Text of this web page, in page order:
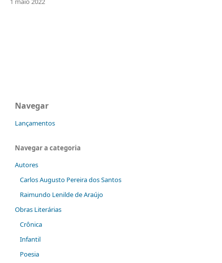
Navegar
Lançamentos
Navegar a categoria
Autores
Carlos Augusto Pereira dos Santos
Raimundo Lenilde de Araújo
Obras Literárias
Crônica
Infantil
Poesia